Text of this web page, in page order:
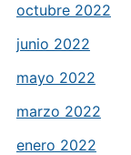
octubre 2022
junio 2022
mayo 2022
marzo 2022
enero 2022